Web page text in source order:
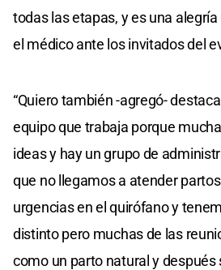
todas las etapas, y es una
el médico ante los invitados del
“Quiero también -agregó-
equipo que trabaja porque
ideas y hay un grupo de
que no llegamos a atender
urgencias en el quirófano y
distinto pero muchas de las
como un parto natural y